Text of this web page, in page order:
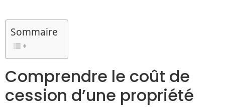
Sommaire
Comprendre le coût de
cession d’une propriété